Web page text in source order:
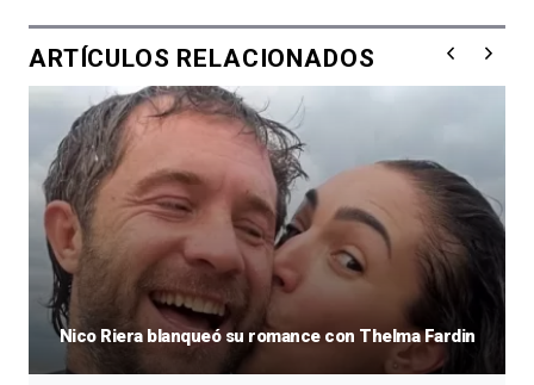
ARTÍCULOS RELACIONADOS
Nico Riera blanqueó su romance con Thelma Fardin